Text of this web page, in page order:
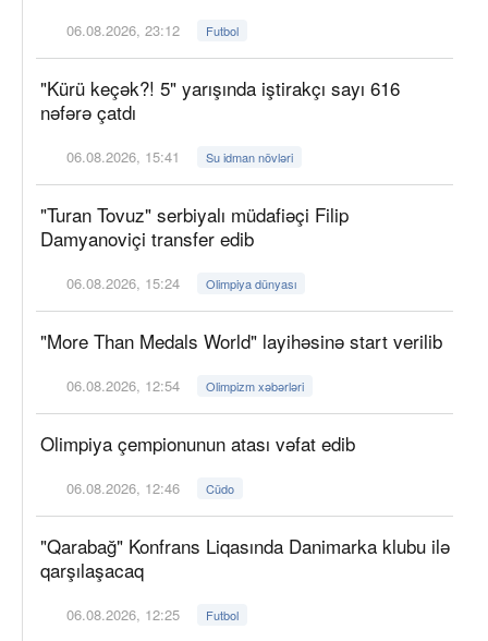
06.08.2026, 23:12 Futbol
"Kürü keçək?! 5" yarışında iştirakçı sayı 616
nəfərə çatdı
06.08.2026, 15:41 Su idman növləri
"Turan Tovuz" serbiyalı müdafiəçi Filip
Damyanoviçi transfer edib
06.08.2026, 15:24 Olimpiya dünyası
"More Than Medals World" layihəsinə start verilib
06.08.2026, 12:54 Olimpizm xəbərləri
Olimpiya çempionunun atası vəfat edib
06.08.2026, 12:46 Cüdo
"Qarabağ" Konfrans Liqasında Danimarka klubu ilə
qarşılaşacaq
06.08.2026, 12:25 Futbol